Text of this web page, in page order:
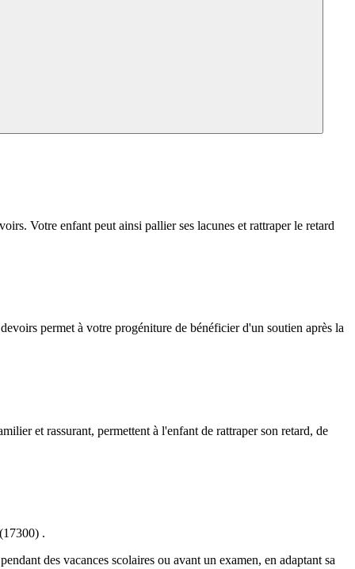
Votre enfant peut ainsi pallier ses lacunes et rattraper le retard
permet à votre progéniture de bénéficier d'un soutien après la
et rassurant, permettent à l'enfant de rattraper son retard, de
.
des vacances scolaires ou avant un examen, en adaptant sa